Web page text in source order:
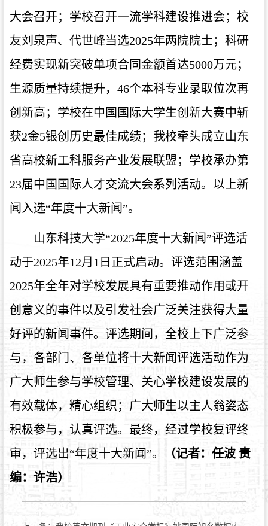
大会召开；学校召开一流学科建设推进会；校
友刘泉声、代世峰当选2025年两院院士；科研
经费实现新突破单项合同金额首达5000万元；
生源质量持续提升，46个本科专业录取位次再
创新高；学校在中国国际大学生创新大赛中斩
获2金5银创历史最佳成绩；我校牵头成立山东
省高校新工科服务产业发展联盟；学校承办第
23届中国国际人才交流大会系列活动。以上新
闻入选“年度十大新闻”。
山东科技大学“2025年度十大新闻”评选活
动于2025年12月1日正式启动。评选范围涵盖
2025年全年对学校发展具有重要推动作用或开
创意义的事件以及引发社会广泛关注获得大量
好评的新闻事件。评选期间，全校上下广泛参
与，各部门、各单位将十大新闻评选活动作为
广大师生参与学校管理、关心学校建设发展的
有效载体，精心组织；广大师生以主人翁姿态
积极参与，认真评选。最终，经过学校复评终
审，评选出“年度十大新闻”。
（记者：任波 责
编：许浩）